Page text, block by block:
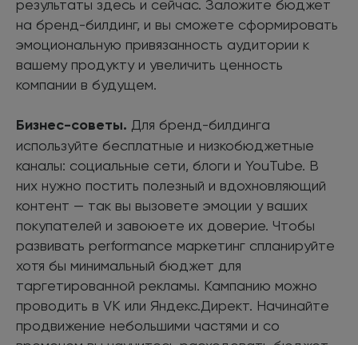
результаты здесь и сейчас. Заложите бюджет
на бренд-билдинг, и вы сможете сформировать
эмоциональную привязанность аудитории к
вашему продукту и увеличить ценность
компании в будущем.
Бизнес-советы. Для бренд-билдинга
используйте бесплатные и низкобюджетные
каналы: социальные сети, блоги и YouTube. В
них нужно постить полезный и вдохновляющий
контент — так вы вызовете эмоции у ваших
покупателей и завоюете их доверие. Чтобы
развивать performance маркетинг спланируйте
хотя бы минимальный бюджет для
таргетированной рекламы. Кампанию можно
проводить в VK или Яндекс.Директ. Начинайте
продвижение небольшими частями и со